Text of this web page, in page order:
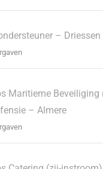
–
Maritieme
– Almere